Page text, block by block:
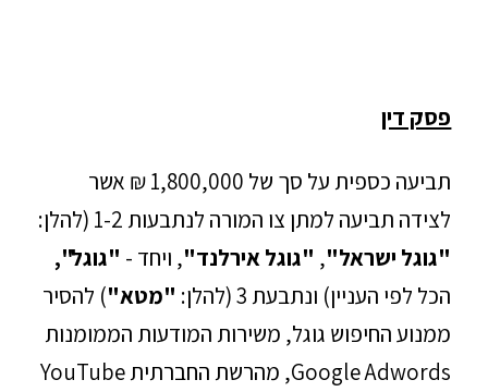
פסק דין
תביעה כספית על סך של 1,800,000 ₪ אשר
לצידה תביעה למתן צו המורה לנתבעות 1-2 (להלן:
"גוגל ישראל", "גוגל אירלנד", ויחד - "גוגל",
הכל לפי העניין) ונתבעת 3 (להלן:
"מטא") להסיר
ממנוע החיפוש גוגל, משירות המודעות הממומנות
Google Adwords, מהרשת החברתית YouTube